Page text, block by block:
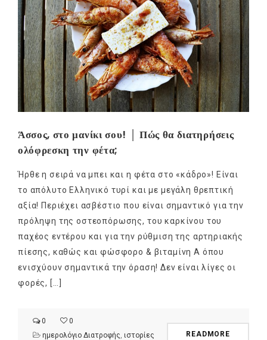
Άσσος, στο μανίκι σου! │ Πώς θα διατηρήσεις
ολόφρεσκη την φέτα;
Ήρθε η σειρά να μπει και η φέτα στο «κάδρο»! Είναι
το απόλυτο Ελληνικό τυρί και με μεγάλη θρεπτική
αξία! Περιέχει ασβέστιο που είναι σημαντικό για την
πρόληψη της οστεοπόρωσης, του καρκίνου του
παχέος εντέρου και για την ρύθμιση της αρτηριακής
πίεσης, καθώς και φώσφορο & βιταμίνη Α όπου
ενισχύουν σημαντικά την όραση! Δεν είναι λίγες οι
φορές, […]
0
0
ημερολόγιο Διατροφής ιστορίες
READMORE